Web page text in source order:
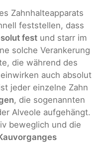
Zahnhalteapparats
feststellen, dass
fest und starr im
solche Verankerung
die während des
auch absolut
jeder einzelne Zahn
, die sogenannten
Alveole aufgehängt.
beweglich und die